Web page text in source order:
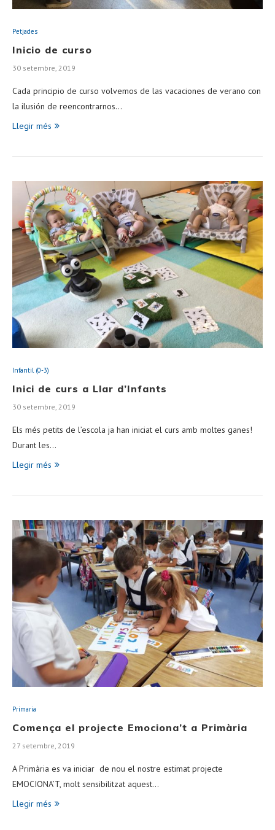
Petjades
Inicio de curso
30 setembre, 2019
Cada principio de curso volvemos de las vacaciones de verano con
la ilusión de reencontrarnos…
Llegir més
Infantil (0-3)
Inici de curs a Llar d’Infants
30 setembre, 2019
Els més petits de l’escola ja han iniciat el curs amb moltes ganes!
Durant les…
Llegir més
Primaria
Comença el projecte Emociona’t a Primària
27 setembre, 2019
A Primària es va iniciar de nou el nostre estimat projecte
EMOCIONA’T, molt sensibilitzat aquest…
Llegir més